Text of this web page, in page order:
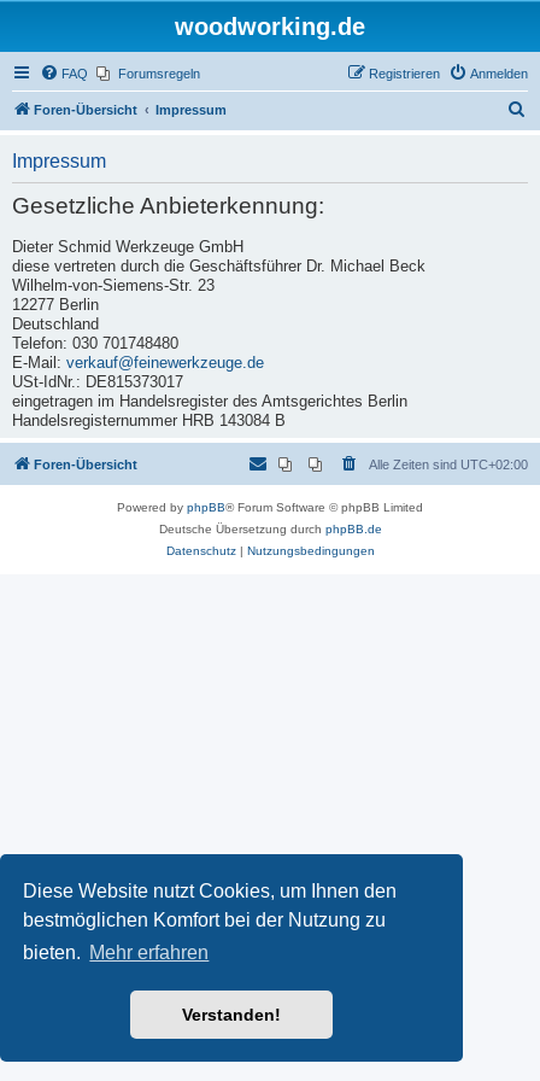
Diese Website nutzt Cookies, um Ihnen den
bestmöglichen Komfort bei der Nutzung zu
bieten. Mehr erfahren
Verstanden!
woodworking.de
FAQ Forumsregeln Anmelden
Registrieren
Foren-Übersicht Impressum
Impressum
Gesetzliche Anbieterkennung:
Dieter Schmid Werkzeuge GmbH
diese vertreten durch die Geschäftsführer Dr. Michael Beck
Wilhelm-von-Siemens-Str. 23
12277 Berlin
Deutschland
Telefon: 030 701748480
E-Mail: verkauf@feinewerkzeuge.de
USt-IdNr.: DE815373017
eingetragen im Handelsregister des Amtsgerichtes Berlin
Handelsregisternummer HRB 143084 B
Foren-Übersicht Alle Zeiten sind UTC+02:00
Powered by phpBB® Forum Software © phpBB Limited
Deutsche Übersetzung durch phpBB.de
Datenschutz| Nutzungsbedingungen